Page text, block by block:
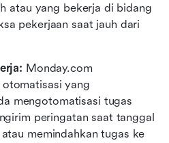
atau yang bekerja di bidang
pekerjaan saat jauh dari
Monday.com
yang
mengotomatisasi tugas
peringatan saat tanggal
memindahkan tugas ke